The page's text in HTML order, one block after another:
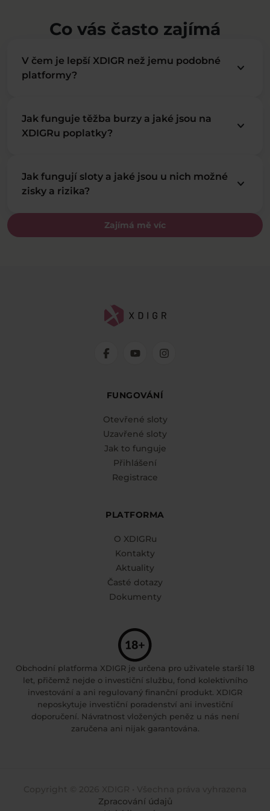
Co vás často zajímá
Zajímá mě víc
V čem je lepší XDIGR než jemu podobné
platformy?
keyboard_arrow_down
Jak funguje těžba burzy a jaké jsou na
XDIGRu poplatky?
keyboard_arrow_down
Jak fungují sloty a jaké jsou u nich možné
zisky a rizika?
keyboard_arrow_down
FUNGOVÁNÍ
Otevřené sloty
Uzavřené sloty
Jak to funguje
Přihlášení
Registrace
PLATFORMA
O XDIGRu
Kontakty
Aktuality
Časté dotazy
Dokumenty
Obchodní platforma XDIGR je určena pro uživatele starší 18
let, přičemž nejde o investiční službu, fond kolektivního
investování a ani regulovaný finanční produkt. XDIGR
neposkytuje investiční poradenství ani investiční
doporučení. Návratnost vložených peněz u nás není
zaručena ani nijak garantována.
Zpracování údajů